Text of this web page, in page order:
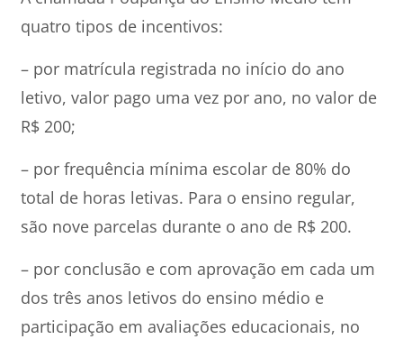
quatro tipos de incentivos:
– por matrícula registrada no início do ano
letivo, valor pago uma vez por ano, no valor de
R$ 200;
– por frequência mínima escolar de 80% do
total de horas letivas. Para o ensino regular,
são nove parcelas durante o ano de R$ 200.
– por conclusão e com aprovação em cada um
dos três anos letivos do ensino médio e
participação em avaliações educacionais, no